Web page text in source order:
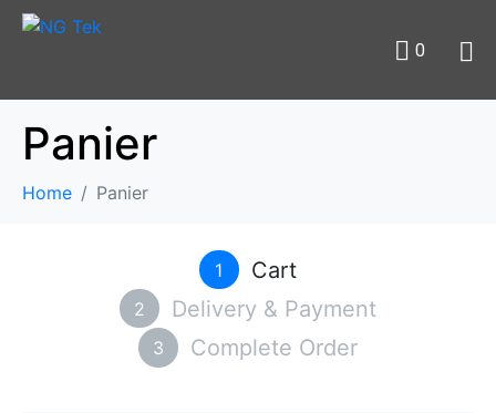
0
Panier
Home Panier
1 Cart
2 Delivery & Payment
3 Complete Order